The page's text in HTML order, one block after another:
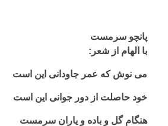
پانچو سرمست
:با الهام از شعر
می نوش که عمر جاودانی این است
خود حاصلت از دور جوانی این است
هنگام گل و باده و یاران سرمست